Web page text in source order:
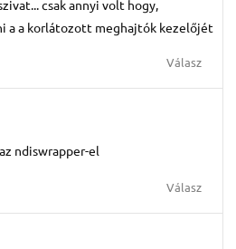
csak annyi volt hogy,
a a korlátozott meghajtók kezelőjét
Válasz
ndiswrapper-el
Válasz